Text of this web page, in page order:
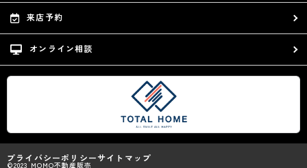
来店予約
オンライン相談
プライバシーポリシーサイトマップ
©2023 MOMO不動産販売